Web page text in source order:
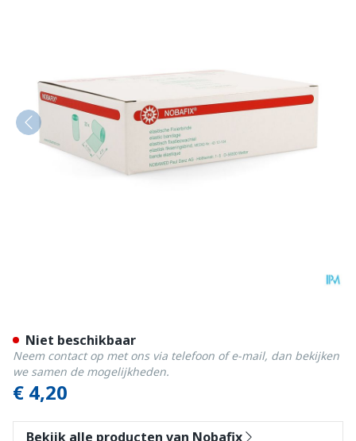
€ 4,20
Niet beschikbaar
Neem contact op met ons via telefoon of e-mail, dan bekijken
we samen de mogelijkheden.
Bekijk alle producten van Nobafix